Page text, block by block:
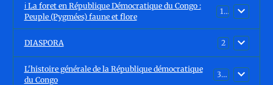
ℹ️ La foret en République Démocratique du Congo :
Peuple (Pygmées) faune et flore
15
DIASPORA 2
L'histoire générale de la République démocratique
du Congo
30